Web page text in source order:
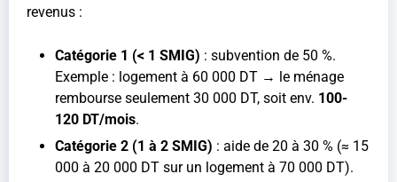
revenus :
Catégorie 1 (< 1 SMIG) : subvention de 50 %.
Exemple : logement à 60 000 DT → le ménage
rembourse seulement 30 000 DT, soit env. 100-
120 DT/mois.
Catégorie 2 (1 à 2 SMIG) : aide de 20 à 30 % (≈ 15
000 à 20 000 DT sur un logement à 70 000 DT).